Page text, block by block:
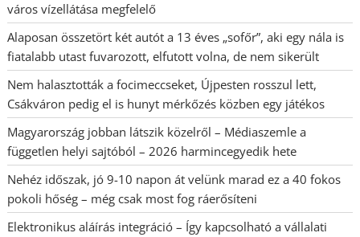
város vízellátása megfelelő
Alaposan összetört két autót a 13 éves „sofőr”, aki egy nála is
fiatalabb utast fuvarozott, elfutott volna, de nem sikerült
Nem halasztották a focimeccseket, Újpesten rosszul lett,
Csákváron pedig el is hunyt mérkőzés közben egy játékos
Magyarország jobban látszik közelről – Médiaszemle a
független helyi sajtóból – 2026 harmincegyedik hete
Nehéz időszak, jó 9-10 napon át velünk marad ez a 40 fokos
pokoli hőség – még csak most fog ráerősíteni
Elektronikus aláírás integráció – Így kapcsolható a vállalati